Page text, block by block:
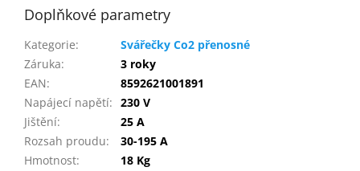
Doplňkové parametry
Kategorie:
Svářečky Co2 přenosné
Záruka:
3 roky
EAN:
8592621001891
Napájecí napětí: 230 V
Jištění:
25 A
Rozsah proudu:
30-195 A
Hmotnost: 18 Kg